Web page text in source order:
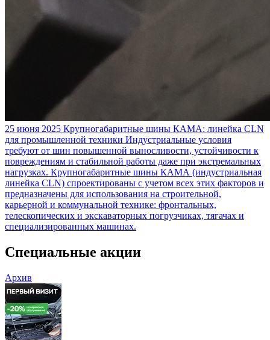
25 июня 2025 Крупногабаритные шины КАМА: линейка CLN
для промышленной техники Индустриальные условия
требуют от шин повышенной выносливости, устойчивости к
повреждениям и стабильной работы даже при экстремальных
нагрузках. Крупногабаритные шины КАМА (индустриальная
линейка CLN) спроектированы с учетом всех этих факторов и
предназначены для использования на строительной,
карьерной и коммунальной технике: фронтальных,
телескопических и экскаваторных погрузчиках, тягачах и
специализированных машинах.
Специальные акции
Архив